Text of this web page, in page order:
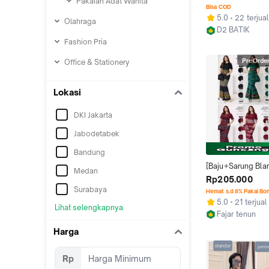
Olahraga
Fashion Pria
Office & Stationery
Lokasi
DKI Jakarta
Jabodetabek
Bandung
Medan
Surabaya
Lihat selengkapnya
Harga
Rp
Kekinian Viral
Seragam Kantor
M sampai Jumbo
Couple Hem
Bisa COD
5.0
22 terjual
D2 BATIK
PreOrder
[Baju+Sarung
Sepuk] - Setelan
Tenun Jepara Asli
Adat Wanit Terbaru
Rp205.000
Hemat s.d 8% Pakai
5.0
21 terjual
Fajar tenun